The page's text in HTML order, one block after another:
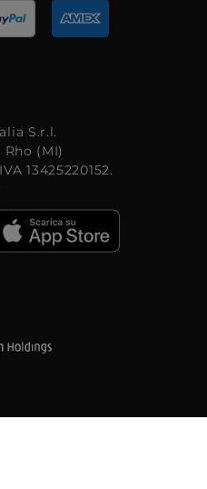
S.r.l.
(MI)
13425220152.